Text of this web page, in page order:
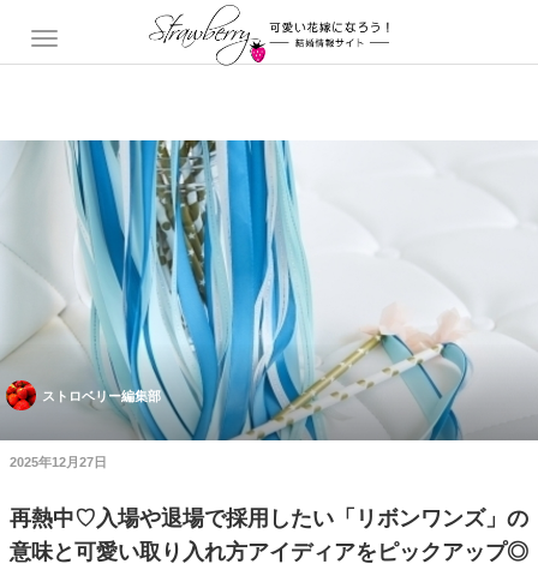
ストロベリー編集部
2025年12月27日
再熱中♡入場や退場で採用したい「リボンワンズ」の
意味と可愛い取り入れ方アイディアをピックアップ◎